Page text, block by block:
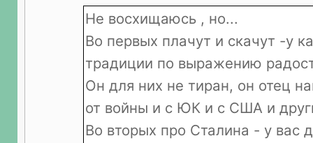
Не восхищаюсь , но...
Во первых плачут и скачут -у
традиции по выражению
Он для них не тиран, он отец
от войны и с ЮК и с США и
Во вторых про Сталина - у вас